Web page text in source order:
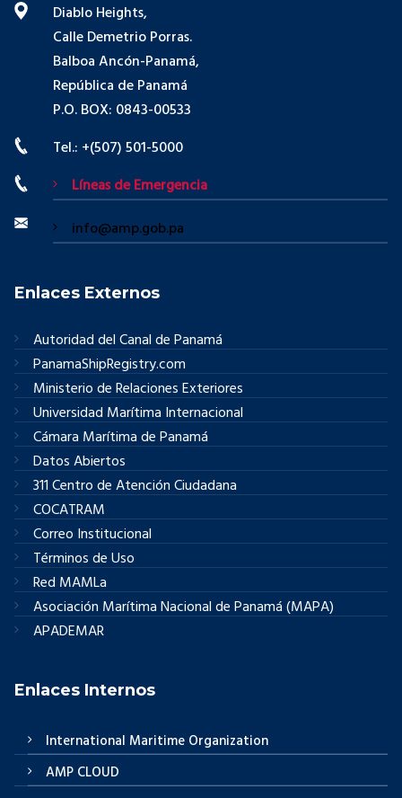
Diablo Heights,
Calle Demetrio Porras.
Balboa Ancón-Panamá,
República de Panamá
P.O. BOX: 0843-00533
Tel.: +(507) 501-5000
Líneas de Emergencia
info@amp.gob.pa
Enlaces Externos
Autoridad del Canal de Panamá
PanamaShipRegistry.com
Ministerio de Relaciones Exteriores
Universidad Marítima Internacional
Cámara Marítima de Panamá
Datos Abiertos
311 Centro de Atención Ciudadana
COCATRAM
Correo Institucional
Términos de Uso
Red MAMLa
Asociación Marítima Nacional de Panamá (MAPA)
APADEMAR
Enlaces Internos
International Maritime Organization
AMP CLOUD